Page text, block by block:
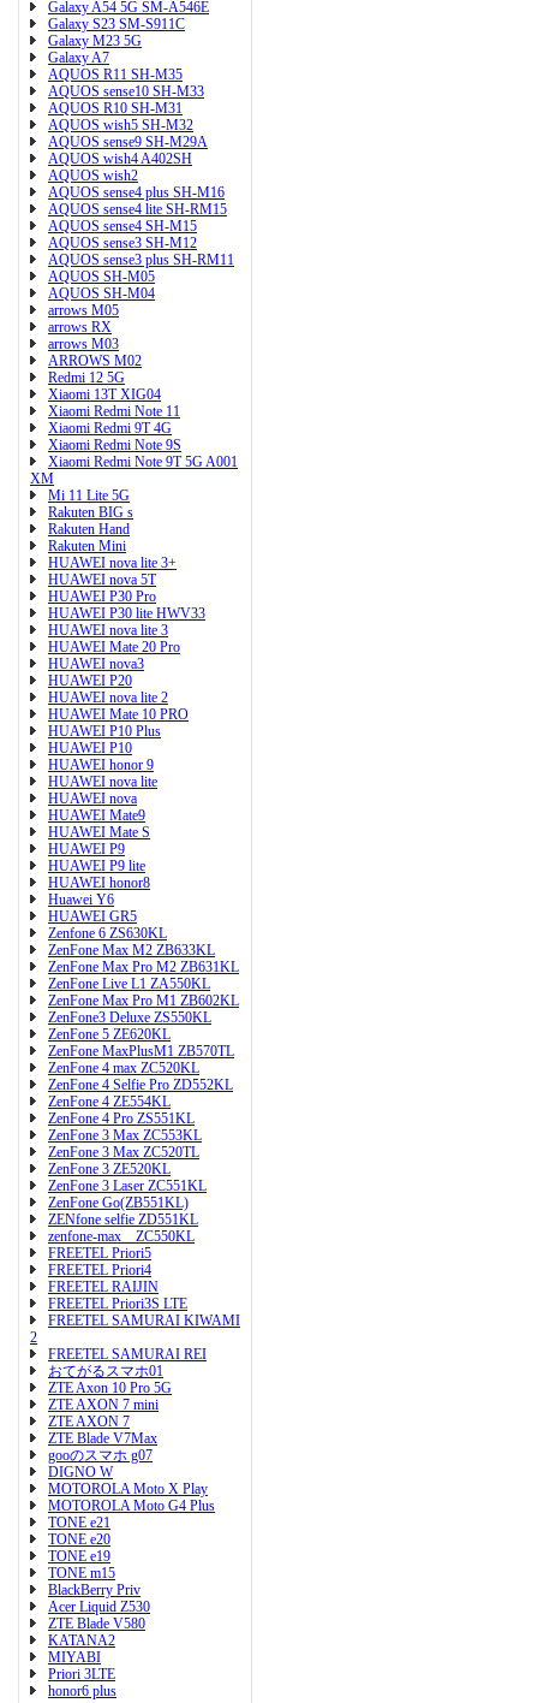
Galaxy A54 5G SM-A546E
Galaxy S23 SM-S911C
Galaxy M23 5G
Galaxy A7
AQUOS R11 SH-M35
AQUOS sense10 SH-M33
AQUOS R10 SH-M31
AQUOS wish5 SH-M32
AQUOS sense9 SH-M29A
AQUOS wish4 A402SH
AQUOS wish2
AQUOS sense4 plus SH-M16
AQUOS sense4 lite SH-RM15
AQUOS sense4 SH-M15
AQUOS sense3 SH-M12
AQUOS sense3 plus SH-RM11
AQUOS SH-M05
AQUOS SH-M04
arrows M05
arrows RX
arrows M03
ARROWS M02
Redmi 12 5G
Xiaomi 13T XIG04
Xiaomi Redmi Note 11
Xiaomi Redmi 9T 4G
Xiaomi Redmi Note 9S
Xiaomi Redmi Note 9T 5G A001
XM
Mi 11 Lite 5G
Rakuten BIG s
Rakuten Hand
Rakuten Mini
HUAWEI nova lite 3+
HUAWEI nova 5T
HUAWEI P30 Pro
HUAWEI P30 lite HWV33
HUAWEI nova lite 3
HUAWEI Mate 20 Pro
HUAWEI nova3
HUAWEI P20
HUAWEI nova lite 2
HUAWEI Mate 10 PRO
HUAWEI P10 Plus
HUAWEI P10
HUAWEI honor 9
HUAWEI nova lite
HUAWEI nova
HUAWEI Mate9
HUAWEI Mate S
HUAWEI P9
HUAWEI P9 lite
HUAWEI honor8
Huawei Y6
HUAWEI GR5
Zenfone 6 ZS630KL
ZenFone Max M2 ZB633KL
ZenFone Max Pro M2 ZB631KL
ZenFone Live L1 ZA550KL
ZenFone Max Pro M1 ZB602KL
ZenFone3 Deluxe ZS550KL
ZenFone 5 ZE620KL
ZenFone MaxPlusM1 ZB570TL
ZenFone 4 max ZC520KL
ZenFone 4 Selfie Pro ZD552KL
ZenFone 4 ZE554KL
ZenFone 4 Pro ZS551KL
ZenFone 3 Max ZC553KL
ZenFone 3 Max ZC520TL
ZenFone 3 ZE520KL
ZenFone 3 Laser ZC551KL
ZenFone Go(ZB551KL)
ZENfone selfie ZD551KL
zenfone-max ZC550KL
FREETEL Priori5
FREETEL Priori4
FREETEL RAIJIN
FREETEL Priori3S LTE
FREETEL SAMURAI KIWAMI
2
FREETEL SAMURAI REI
おてがるスマホ01
ZTE Axon 10 Pro 5G
ZTE AXON 7 mini
ZTE AXON 7
ZTE Blade V7Max
gooのスマホ g07
DIGNO W
MOTOROLA Moto X Play
MOTOROLA Moto G4 Plus
TONE e21
TONE e20
TONE e19
TONE m15
BlackBerry Priv
Acer Liquid Z530
ZTE Blade V580
KATANA2
MIYABI
Priori 3LTE
honor6 plus